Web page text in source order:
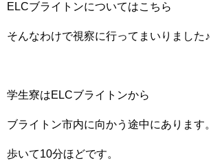
ELCブライトンについてはこちら
そんなわけで視察に行ってまいりました♪
学生寮はELCブライトンから
ブライトン市内に向かう途中にあります。
歩いて10分ほどです。